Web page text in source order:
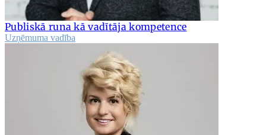
Publiskā runa kā vadītāja kompetence
Uzņēmuma vadība